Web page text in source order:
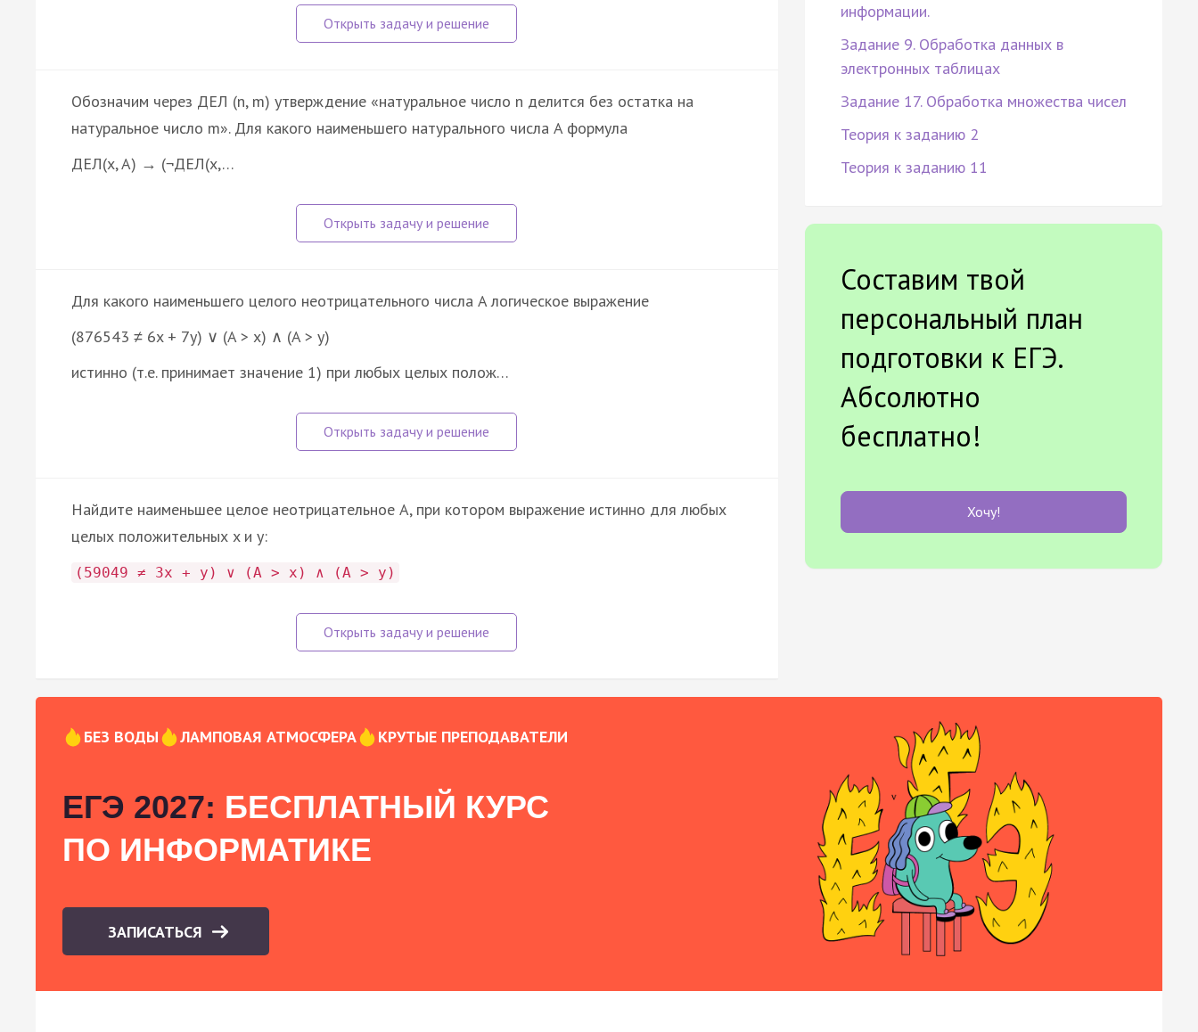
Обозначим через ДЕЛ (n, m) утверждение «натуральное число n делится без остатка на
натуральное число m». Для какого наименьшего натурального числа A формула
ДЕЛ(x, A) → (¬ДЕЛ(x,…
Для какого наименьшего целого неотрицательного числа A логическое выражение
(876543 ≠ 6x + 7y) ∨ (A > x) ∧ (A > y)
истинно (т.е. принимает значение 1) при любых целых полож…
Найдите наименьшее целое неотрицательное A, при котором выражение истинно для любых
целых положительных x и y:
(59049 ≠ 3x + y) ∨ (A > x) ∧ (A > y)
информации.
Задание 9. Обработка данных в
электронных таблицах
Задание 17. Обработка множества чисел
Теория к заданию 2
Теория к заданию 11
Составим твой
персональный план
подготовки к ЕГЭ.
Абсолютно
бесплатно!
Хочу!
БЕЗ ВОДЫ ЛАМПОВАЯ АТМОСФЕРА КРУТЫЕ ПРЕПОДАВАТЕЛИ
ЕГЭ 2027: БЕСПЛАТНЫЙ КУРС
ПО ИНФОРМАТИКЕ
ЗАПИСАТЬСЯ